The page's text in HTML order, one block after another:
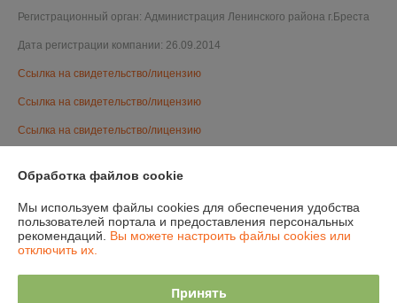
Регистрационный орган: Администрация Ленинского района г.Бреста
Дата регистрации компании: 26.09.2014
Ссылка на свидетельство/лицензию
Ссылка на свидетельство/лицензию
Ссылка на свидетельство/лицензию
Ссылка на свидетельство/лицензию
Ссылка на свидетельство/лицензию
Ссылка на свидетельство/лицензию
Ссылка на свидетельство/лицензию
Обработка файлов cookie
Мы используем файлы cookies для обеспечения удобства
пользователей портала и предоставления персональных
рекомендаций. Вы можете настроить файлы cookies или
отключить их.
Принять